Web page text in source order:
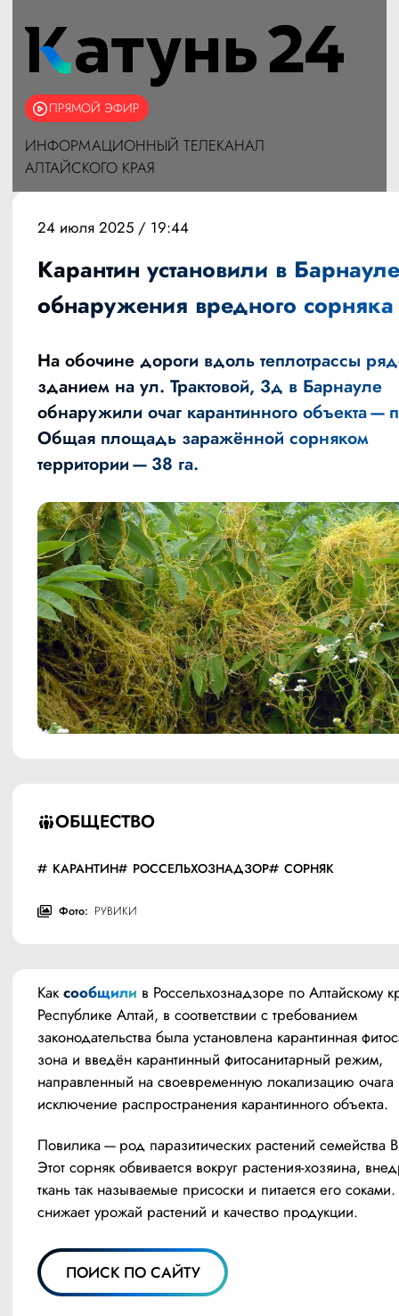
ПРЯМОЙ ЭФИР
ИНФОРМАЦИОННЫЙ ТЕЛЕКАНАЛ
АЛТАЙСКОГО КРАЯ
ОБЩЕСТВО
КАРАНТИН РОССЕЛЬХОЗНАДЗОР СОРНЯК
Фото: РУВИКИ
24 июля 2025 / 19:44
Карантин установили в
обнаружения вредного сорняка
На обочине дороги вдоль теплотрассы
зданием на ул. Трактовой, 3д в Барнауле
обнаружили очаг карантинного объекта —
Общая площадь заражённой сорняком
территории — 38 га.
Как сообщили в Россельхознадзоре по Алтайскому
Республике Алтай, в соответствии с требованием
законодательства была установлена карантинная
зона и введён карантинный фитосанитарный режим,
направленный на своевременную локализацию очага
исключение распространения карантинного объекта.
Повилика — род паразитических растений семейства
Этот сорняк обвивается вокруг растения-хозяина,
ткань так называемые присоски и питается его
снижает урожай растений и качество продукции.
ПОИСК ПО САЙТУ